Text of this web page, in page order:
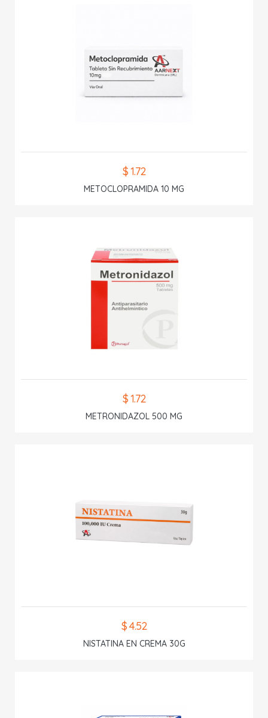
$ 1.72
METOCLOPRAMIDA 10 MG
$ 1.72
METRONIDAZOL 500 MG
$ 4.52
NISTATINA EN CREMA 30G